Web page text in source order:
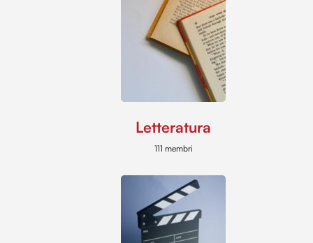
Letteratura
111 membri